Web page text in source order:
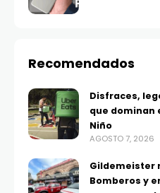
Recomendados
Disfraces,
que dominan
Niño
AGOSTO 7, 2026
Gildemeister
Bomberos y